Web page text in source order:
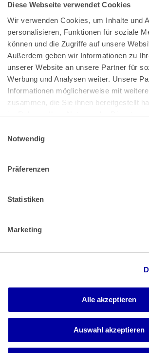
Diese Webseite verwendet Cookies
Wir verwenden Cookies, um Inhalte und
personalisieren, Funktionen für soziale
können und die Zugriffe auf unsere
Außerdem geben wir Informationen zu
unserer Website an unsere Partner für
Werbung und Analysen weiter. Unsere
Informationen möglicherweise mit
zusammen, die Sie ihnen bereitgestellt
im Rahmen Ihrer Nutzung der Dienste
Impressum
Notwendig
Präferenzen
Statistiken
Marketing
Alle akzeptieren
Auswahl akzeptieren
Bundeskanzlerplatz 2
53113 Bonn
Pressemitteilungen|AGB
Impressum|Datenschutz
Muster Widerrufsformular (PDF)
Barrierefreiheit